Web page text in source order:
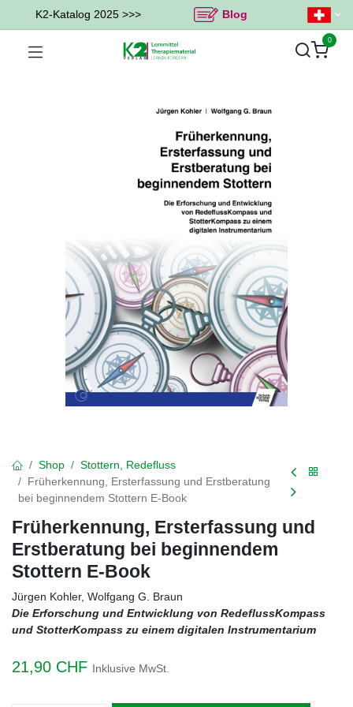
K2-Katalog 2025 >>> Blog
0
Shop
Stottern, Redefluss
Früherkennung, Ersterfassung und Erstberatung
bei beginnendem Stottern E-Book
Früherkennung, Ersterfassung und
Erstberatung bei beginnendem
Stottern E-Book
Jürgen Kohler, Wolfgang G. Braun
Die Erforschung und Entwicklung von RedeflussKompass
und StotterKompass zu einem digitalen Instrumentarium
21,90 CHF Inklusive MwSt.